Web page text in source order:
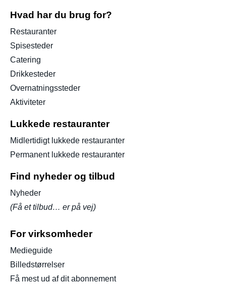
Hvad har du brug for?
Restauranter
Spisesteder
Catering
Drikkesteder
Overnatningssteder
Aktiviteter
Lukkede restauranter
Midlertidigt lukkede restauranter
Permanent lukkede restauranter
Find nyheder og tilbud
Nyheder
(Få et tilbud… er på vej)
For virksomheder
Medieguide
Billedstørrelser
Få mest ud af dit abonnement